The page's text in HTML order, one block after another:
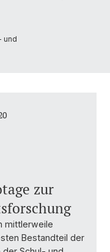
und
zur
mittlerweile
Bestandteil der